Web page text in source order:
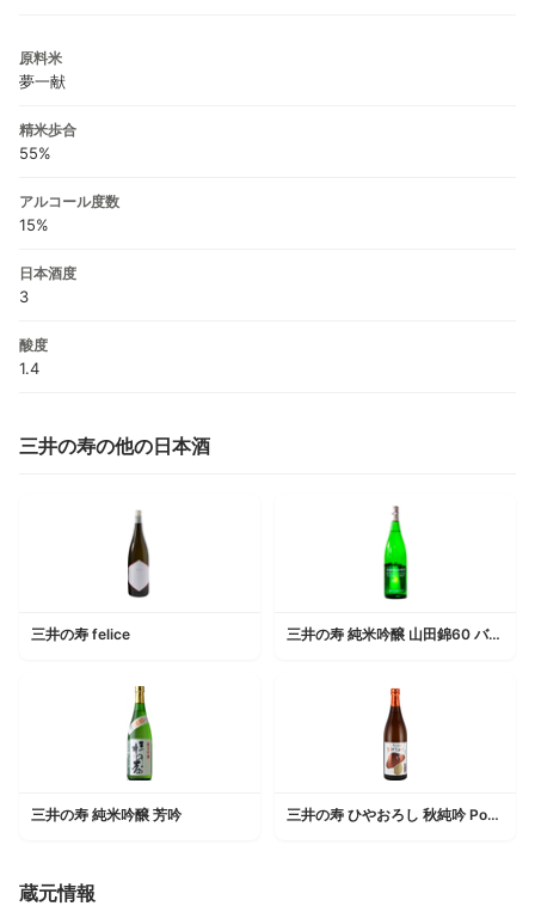
原料米
夢一献
精米歩合
55%
アルコール度数
15%
日本酒度
3
酸度
1.4
三井の寿の他の日本酒
三井の寿 felice 三井の寿 純米吟醸 山田錦60 バトナージュ 火入れ
三井の寿 純米吟醸 芳吟 三井の寿 ひやおろし 秋純吟 Porcini
蔵元情報